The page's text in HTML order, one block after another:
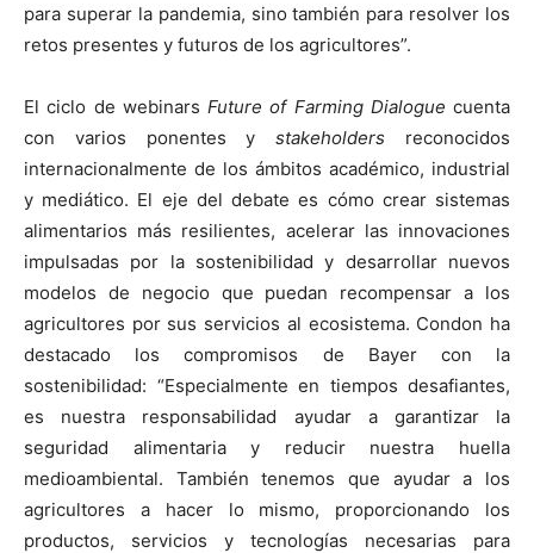
para superar la pandemia, sino también para resolver los
retos presentes y futuros de los agricultores”.
El ciclo de webinars Future of Farming Dialogue cuenta
con varios ponentes ystakeholders reconocidos
internacionalmente de los ámbitos académico, industrial
y mediático. El eje del debate es cómo crear sistemas
alimentarios más resilientes, acelerar las innovaciones
impulsadas por la sostenibilidad y desarrollar nuevos
modelos de negocio que puedan recompensar a los
agricultores por sus servicios al ecosistema. Condon ha
destacado los compromisos de Bayer con la
sostenibilidad: “Especialmente en tiempos desafiantes,
es nuestra responsabilidad ayudar a garantizar la
seguridad alimentaria y reducir nuestra huella
medioambiental. También tenemos que ayudar a los
agricultores a hacer lo mismo, proporcionando los
productos, servicios y tecnologías necesarias para